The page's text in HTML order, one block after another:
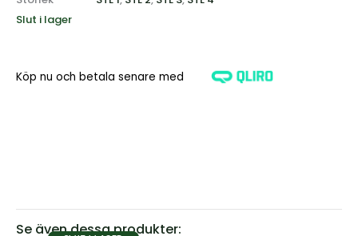
Slut i lager
Köp nu och betala senare med
Se även dessa produkter: